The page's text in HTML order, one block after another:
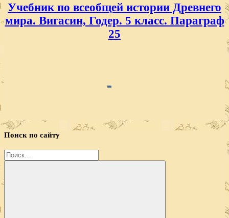
Учебник по всеобщей истории Древнего
мира. Вигасин, Годер. 5 класс. Параграф
25
Поиск по сайту
Найти: